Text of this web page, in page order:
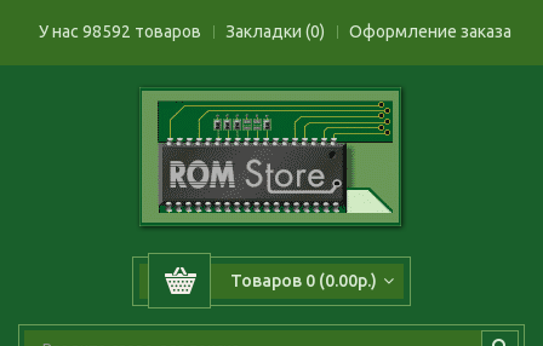
У нас 98592 товаров Закладки (0) Оформление заказа
Товаров 0 (0.00р.)